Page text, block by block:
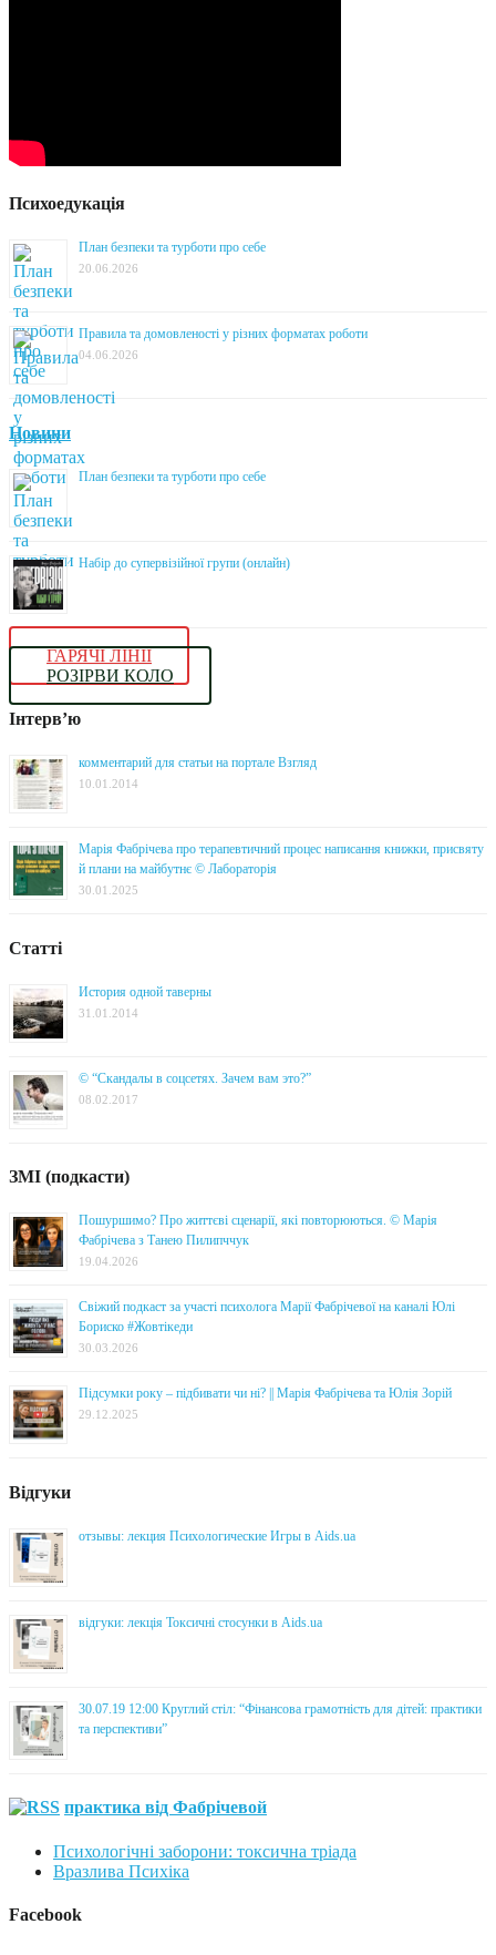
Психоедукація
План безпеки та турботи про себе
20.06.2026
Правила та домовленості у різних форматах роботи
04.06.2026
Новини
План безпеки та турботи про себе
Набір до супервізійної групи (онлайн)
ГАРЯЧІ ЛІНІЇ
РОЗІРВИ КОЛО
Інтерв’ю
комментарий для статьи на портале Взгляд
10.01.2014
Марія Фабрічева про терапевтичний процес написання книжки, присвяту
й плани на майбутнє © Лабораторія
30.01.2025
Статті
История одной таверны
31.01.2014
© “Скандалы в соцсетях. Зачем вам это?”
08.02.2017
ЗМІ (подкасти)
Пошуршимо? Про життєві сценарії, які повторюються. © Марія
Фабрічева з Танею Пилипччук
19.04.2026
Свіжий подкаст за участі психолога Марії Фабрічевої на каналі Юлі
Бориско #Жовтікеди
30.03.2026
Підсумки року – підбивати чи ні? || Марія Фабрічева та Юлія Зорій
29.12.2025
Відгуки
отзывы: лекция Психологические Игры в Aids.ua
відгуки: лекція Токсичні стосунки в Aids.ua
30.07.19 12:00 Круглий стіл: “Фінансова грамотність для дітей: практики
та перспективи”
практика від Фабрічевой
Психологічні заборони: токсична тріада
Вразлива Психіка
Facebook